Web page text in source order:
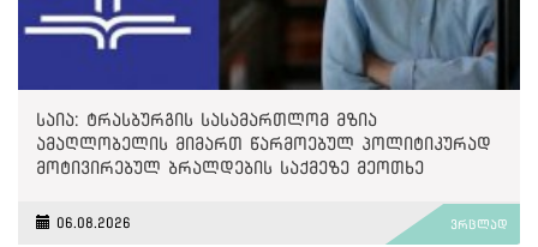
საია: ტრასბურგის სასამართლომ მზია
ამაღლობელის მიმართ წარმოებულ პოლიტიკურად
მოტივირებულ ბრალდების საქმეზე მეოთხე
06.08.2026 ვრცლად